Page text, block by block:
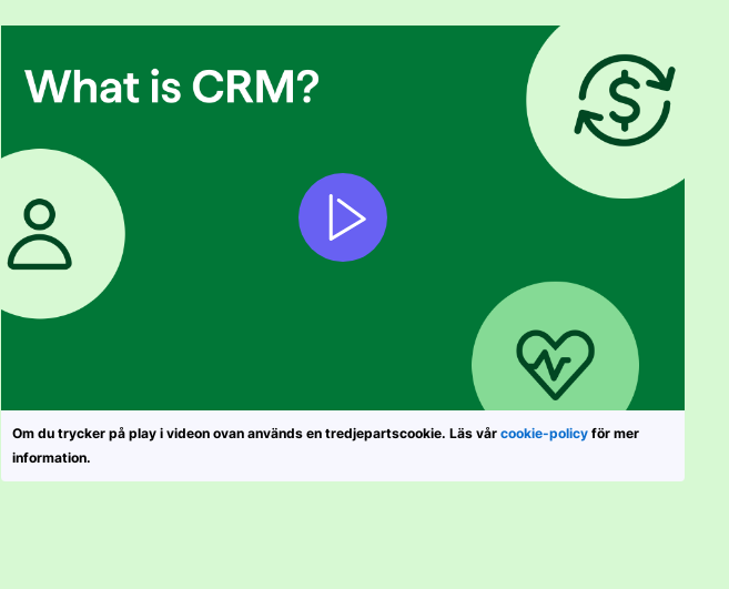
Om du trycker på play i videon ovan används en tredjepartscookie. Läs vår cookie-policy för mer
information.